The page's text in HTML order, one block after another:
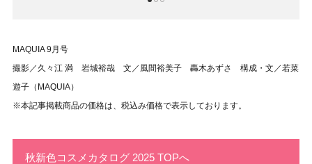
MAQUIA 9月号
撮影／久々江 満 岩城裕哉 文／風間裕美子 轟木あずさ 構成・文／若菜
遊子（MAQUIA）
※本記事掲載商品の価格は、税込み価格で表示しております。
秋新色コスメカタログ 2025 TOPへ